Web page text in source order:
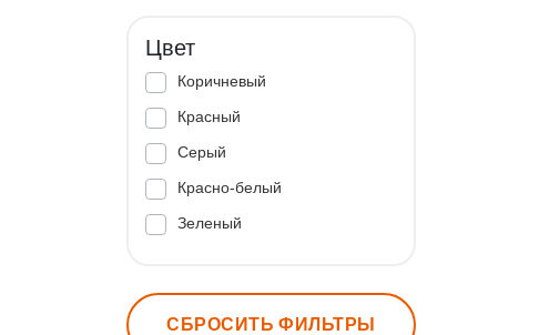
Цвет
Коричневый
Красный
Серый
Красно-белый
Зеленый
СБРОСИТЬ ФИЛЬТРЫ